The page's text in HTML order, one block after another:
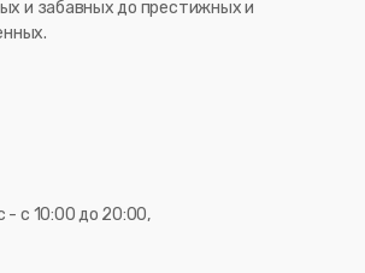
и забавных до престижных и
- с 10:00 до 20:00,